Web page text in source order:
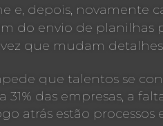
e, depois, novamente
do envio de planilhas
que mudam
que talentos se
31% das empresas, a
atrás estão